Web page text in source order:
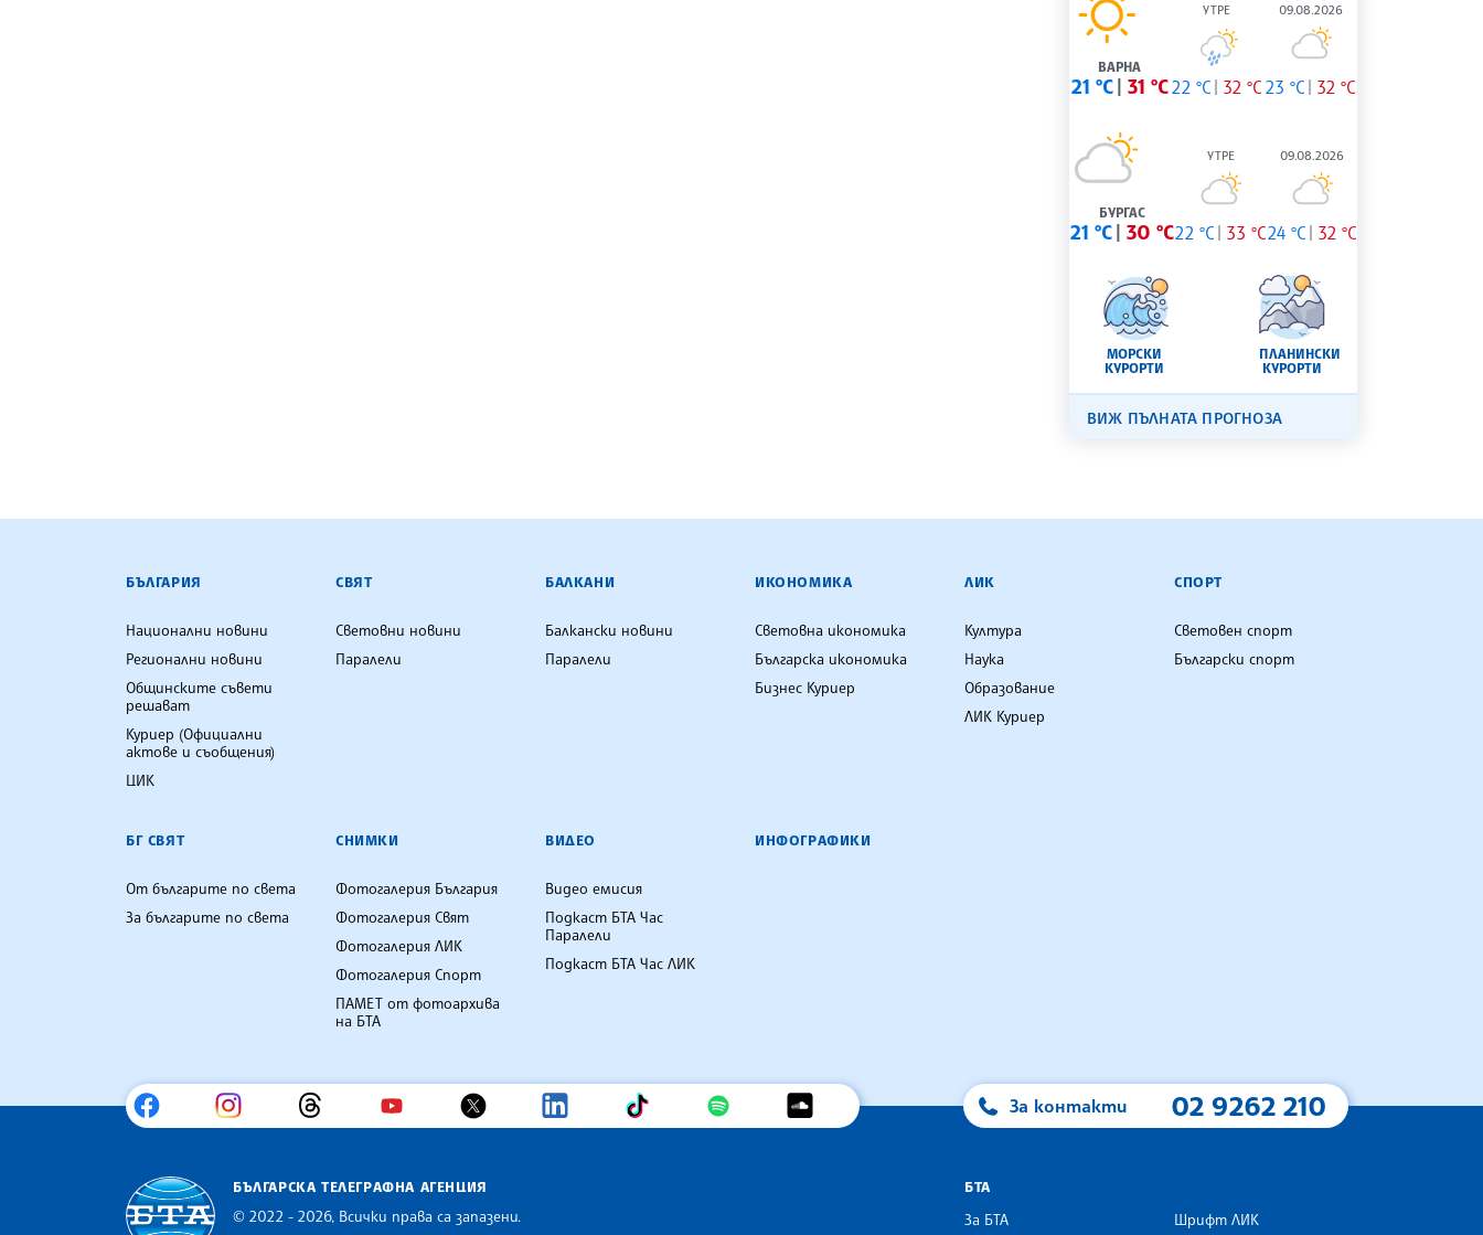
ВАРНА
21 °C 31 °C
УТРЕ
22 °C 32 °C
09.08.2026
23 °C 32 °C
БУРГАС
21 °C 30 °C
УТРЕ
22 °C 33 °C
09.08.2026
24 °C 32 °C
МОРСКИ
КУРОРТИ
ПЛАНИНСКИ
КУРОРТИ
ВИЖ ПЪЛНАТА ПРОГНОЗА
БЪЛГАРСКА ТЕЛЕГРАФНА АГЕНЦИЯ
БЪЛГАРИЯ
Национални новини
Регионални новини
Общинските съвети
решават
Куриер (Официални
актове и съобщения)
ЦИК
СВЯТ
Световни новини
Паралели
БАЛКАНИ
Балкански новини
Паралели
ИКОНОМИКА
Световна икономика
Българска икономика
Бизнес Куриер
ЛИК
Култура
Наука
Образование
ЛИК Куриер
СПОРТ
Световен спорт
Български спорт
БГ СВЯТ
От българите по света
За българите по света
СНИМКИ
Фотогалерия България
Фотогалерия Свят
Фотогалерия ЛИК
Фотогалерия Спорт
ПАМЕТ от фотоархива
на БТА
ВИДЕО
Видео емисия
Подкаст БТА Час
Паралели
Подкаст БТА Час ЛИК
ИНФОГРАФИКИ
За контакти 02 9262 210
БЪЛГАРСКА ТЕЛЕГРАФНА АГЕНЦИЯ
© 2022 - 2026, Всички права са запазени.
БТА
За БТА
Шрифт ЛИК